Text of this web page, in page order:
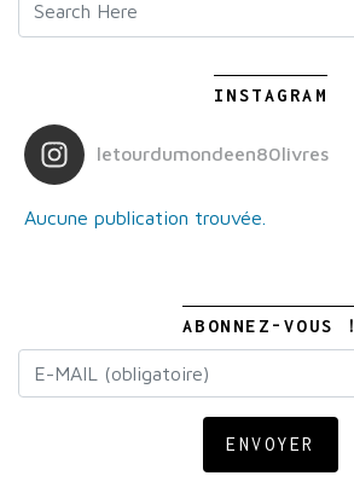
INSTAGRAM
letourdumondeen80livres
Aucune publication trouvée.
ABONNEZ-VOUS !
ENVOYER